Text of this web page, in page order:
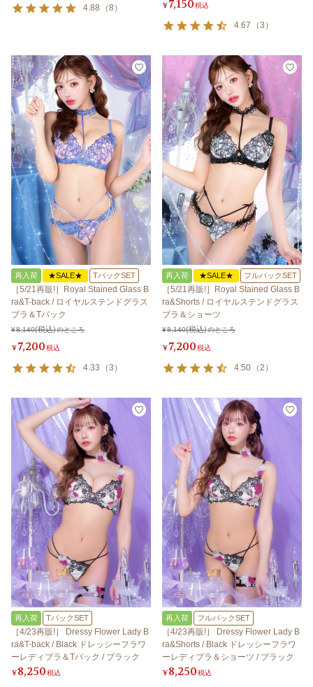
4.88 （8 ） ¥7,150税込
4.67 （3 ）
再入荷 ★SALE★ TバックSET
［5/21再販!］Royal Stained Glass B
ra&T-back / ロイヤルステンドグラス
ブラ＆Tバック
¥8,140 のところ
¥7,200税込
4.33 （3 ）
再入荷 ★SALE★ フルバックSET
［5/21再販!］Royal Stained Glass B
ra&Shorts / ロイヤルステンドグラス
ブラ＆ショーツ
¥8,140 のところ
¥7,200税込
4.50 （2 ）
再入荷 TバックSET
［4/23再販!］ Dressy Flower Lady B
ra&T-back / Black ドレッシーフラワ
ーレディブラ＆Tバック / ブラック
¥8,250税込
再入荷 フルバックSET
［4/23再販!］ Dressy Flower Lady B
ra&Shorts / Black ドレッシーフラワ
ーレディブラ＆ショーツ / ブラック
¥8,250税込